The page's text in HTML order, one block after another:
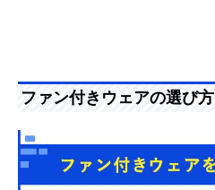
ファン付きウェアの選び方